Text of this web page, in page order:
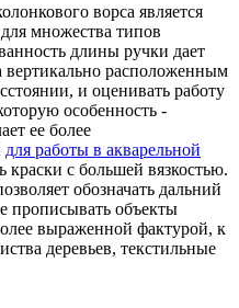
ворса является
множества типов
длины ручки дает
вертикально расположенным
и оценивать работу
особенность -
ее более
для работы в акварельной
краски с большей вязкостью.
обозначать дальний
прописывать объекты
выраженной фактурой, к
деревьев, текстильные